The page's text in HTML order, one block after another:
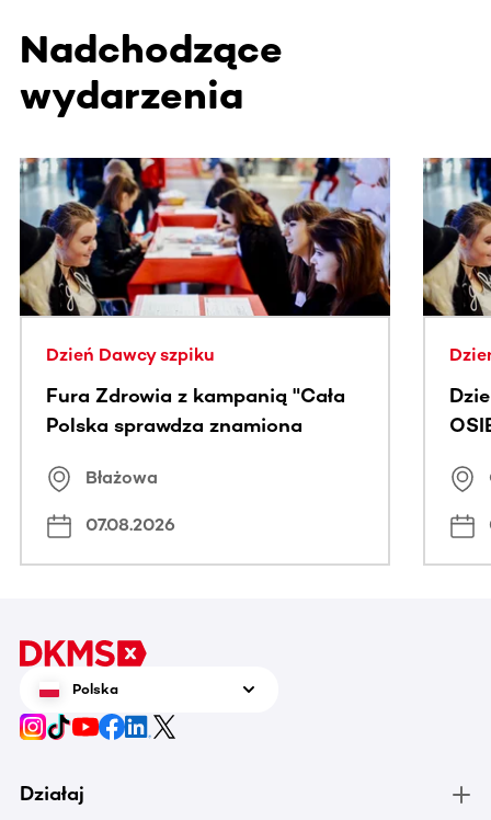
Nadchodzące
wydarzenia
Ta sekcja zawiera treści przewijane w poziomie. Użyj
Dzień Dawcy szpiku
Fura Zdrowia z kampanią "Cała
Polska sprawdza znamiona
Błażowa
07.08.2026
Polska
Działaj